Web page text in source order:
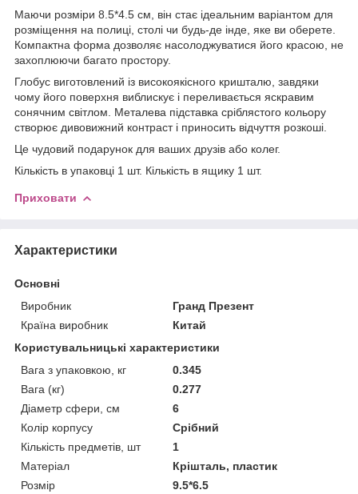
Маючи розміри 8.5*4.5 см, він стає ідеальним варіантом для
розміщення на полиці, столі чи будь-де інде, яке ви оберете.
Компактна форма дозволяє насолоджуватися його красою, не
захоплюючи багато простору.
Глобус виготовлений із високоякісного кришталю, завдяки
чому його поверхня виблискує і переливається яскравим
сонячним світлом. Металева підставка сріблястого кольору
створює дивовижний контраст і приносить відчуття розкоші.
Це чудовий подарунок для ваших друзів або колег.
Кількість в упаковці 1 шт. Кількість в ящику 1 шт.
Приховати
Характеристики
Основні
Виробник
Гранд Презент
Країна виробник
Китай
Користувальницькі характеристики
Вага з упаковкою, кг
0.345
Вага (кг)
0.277
Діаметр сфери, см
6
Колір корпусу
Срібний
Кількість предметів, шт
1
Матеріал
Крішталь, пластик
Розмір
9.5*6.5